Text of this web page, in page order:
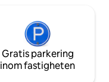
Gratis parkering
inom fastigheten